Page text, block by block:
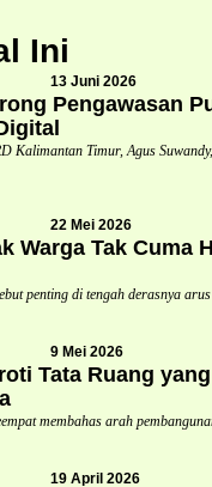
Ini
13 Juni 2026
Pengawasan
Kalimantan Timur, Agus
22 Mei 2026
Warga Tak Cuma
penting di tengah derasnya
9 Mei 2026
Tata Ruang
membahas arah
19 April 2026